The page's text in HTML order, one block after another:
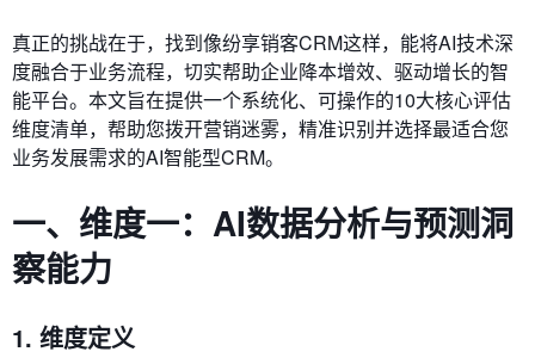
真正的挑战在于，找到像纷享销客CRM这样，能将AI技术深
度融合于业务流程，切实帮助企业降本增效、驱动增长的智
能平台。本文旨在提供一个系统化、可操作的10大核心评估
维度清单，帮助您拨开营销迷雾，精准识别并选择最适合您
业务发展需求的AI智能型CRM。
一、维度一：AI数据分析与预测洞
察能力
1. 维度定义